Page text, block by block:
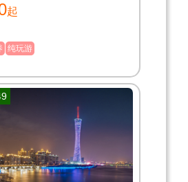
，水温也不是特别低，一年
游玩
起
纯玩游